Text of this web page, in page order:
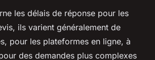
les délais de réponse pour les
ils varient généralement de
pour les plateformes en ligne, à
des demandes plus complexes